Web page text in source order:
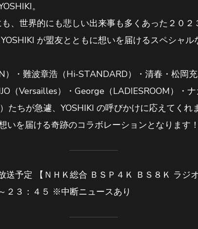
。
、世界的にも悲しい出来事も多くあった２０２
が盟友とともに想いを届けるスペシャル
）・難波章浩（Hi-STANDARD）・清春・松岡
（Versailles）・George（LADIESROOM）・
たちが急遽、YOSHIKI の呼びかけに応えてくれ
いを届ける奇跡のコラボレーションとなります！
送予定 【ＮＨＫ総合 ＢＳＰ４Ｋ ＢＳ８Ｋ ラジオ
２３：４５ ※中断ニュースあり